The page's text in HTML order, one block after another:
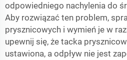
odpowiedniego nachylenia do
Aby rozwiązać ten problem,
prysznicowych i wymień je w
upewnij się, że tacka
ustawiona, a odpływ nie jest